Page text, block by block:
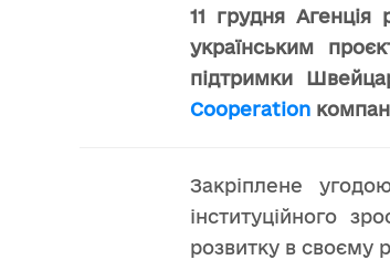
11 грудня Агенція
українським
підтримки
Cooperation
Закріплене
інституційного
розвитку в своєму